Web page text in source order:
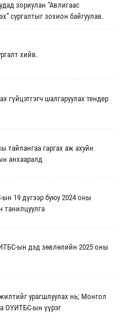
зориулан “Авлигаас
сургалтыг зохион байгуулав.
хийв.
гүйцэтгэгч шалгаруулах тендер
тайлангаа гаргах аж ахуйн
анхааралд
19 дүгээр буюу 2024 оны
танилцуулга
ын дэд зөвлөлийн 2025 оны
урагшлуулах нь; Монгол
ОҮИТБС-ын үүрэг